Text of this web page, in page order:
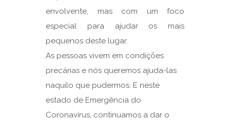
envolvente, mas com um foco
especial para ajudar os mais
pequenos deste lugar.
As pessoas vivem em condições
precárias e nós queremos ajuda-las
naquilo que pudermos. E neste
estado de Emergência do
Coronavírus, continuamos a dar o